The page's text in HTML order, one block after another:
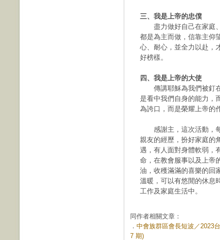
三、我是上帝的忠僕
盡力做好自己在家庭
都是為主而做，信靠主仰
心、耐心，並全力以赴，
好榜樣。
四、我是上帝的大使
傳講耶穌為我們被釘在
是看中我們自身的能力，
為誇口，而是榮耀上帝的
感謝主，這次活動，每
親友的經歷，扮好家庭的
遇，有人面對身體軟弱，
命，在教會服事以及上帝
油，收穫滿滿的喜樂的回
溫暖，可以有悠閒的休息
工作及家庭生活中。
同作者相關文章：
． 中會族群區會長短波／2023
7 期)